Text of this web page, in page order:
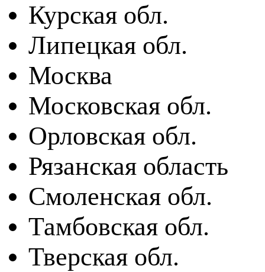
Курская обл.
Липецкая обл.
Москва
Московская обл.
Орловская обл.
Рязанская область
Смоленская обл.
Тамбовская обл.
Тверская обл.